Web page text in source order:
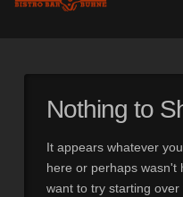
Nothing to
It appears whatever
here or perhaps wasn't
want to try starting